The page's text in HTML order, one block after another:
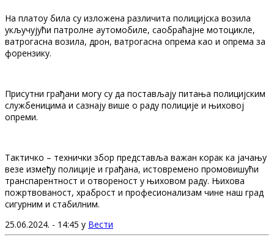
На платоу била су изложена различита полицијска возила
укључујући патролне аутомобиле, саобраћајне мотоцикле,
ватрогасна возила, дрон, ватрогасна опрема као и опрема за
форензику.
Присутни грађани могу су да постављају питања полицијским
службеницима и сазнају више о раду полиције и њиховој
опреми.
Тактичко – технички збор представља важан корак ка јачању
везе између полиције и грађана, истовремено промовишући
транспарентност и отвореност у њиховом раду. Њихова
пожртвованост, храброст и професионализам чине наш град
сигурним и стабилним.
25.06.2024. - 14:45 у Вести